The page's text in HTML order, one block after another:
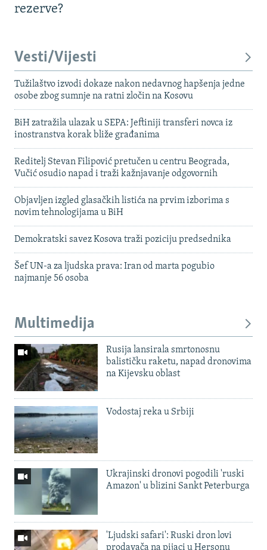
rezerve?
Vesti/Vijesti
Tužilaštvo izvodi dokaze nakon nedavnog hapšenja jedne
osobe zbog sumnje na ratni zločin na Kosovu
BiH zatražila ulazak u SEPA: Jeftiniji transferi novca iz
inostranstva korak bliže građanima
Reditelj Stevan Filipović pretučen u centru Beograda,
Vučić osudio napad i traži kažnjavanje odgovornih
Objavljen izgled glasačkih listića na prvim izborima s
novim tehnologijama u BiH
Demokratski savez Kosova traži poziciju predsednika
Šef UN-a za ljudska prava: Iran od marta pogubio
najmanje 56 osoba
Multimedija
Rusija lansirala smrtonosnu
balističku raketu, napad dronovima
na Kijevsku oblast
Vodostaj reka u Srbiji
Ukrajinski dronovi pogodili 'ruski
Amazon' u blizini Sankt Peterburga
'Ljudski safari': Ruski dron lovi
prodavača na pijaci u Hersonu